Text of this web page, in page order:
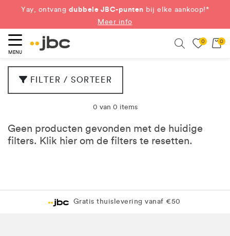
Yay, ontvang dubbele JBC-punten bij elke aankoop!*
Meer info
MENU
0 0
FILTER / SORTEER
0 van 0 items
Geen producten gevonden met de huidige
filters. Klik hier om de filters te resetten.
Gratis thuislevering vanaf €50